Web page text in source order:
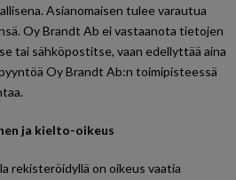
Asianomaisen tulee varautua
Oy Brandt Ab ei vastaanota tietojen
tai sähköpostitse, vaan edellyttää aina
Oy Brandt Ab:n toimipisteessä
ja kielto-oikeus
rekisteröidyllä on oikeus vaatia